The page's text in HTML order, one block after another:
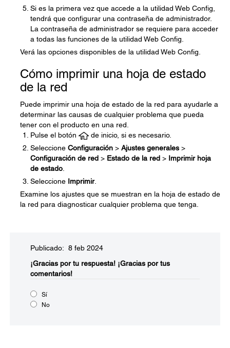
Si es la primera vez que accede a la utilidad Web Config,
tendrá que configurar una contraseña de administrador.
La contraseña de administrador se requiere para acceder
a todas las funciones de la utilidad Web Config.
Verá las opciones disponibles de la utilidad Web Config.
Cómo imprimir una hoja de estado
de la red
Puede imprimir una hoja de estado de la red para ayudarle a
determinar las causas de cualquier problema que pueda
tener con el producto en una red.
Pulse el botón
de inicio, si es necesario.
Seleccione Configuración > Ajustes generales >
Configuración de red > Estado de la red > Imprimir hoja
de estado
Seleccione Imprimir.
Examine los ajustes que se muestran en la hoja de estado de
la red para diagnosticar cualquier problema que tenga.
Publicado: 8 feb 2024
¡Gracias por tu respuesta! ¡Gracias por tus
comentarios!
Sí
No